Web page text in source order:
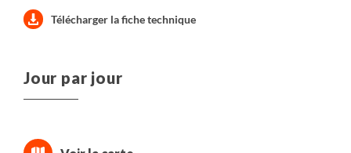
Télécharger la fiche technique
Jour par jour